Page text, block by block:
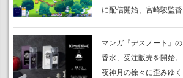
に配信開始、宮崎駿監督
る。魔法の精霊たちと力
を合わせ、村人たちを率
いて美しい村を作る
マンガ『デスノート』の
香水、受注販売を開始。
夜神月の徐々に歪みゆく